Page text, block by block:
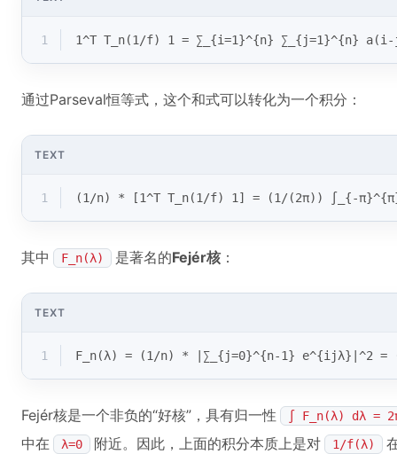
1 1^T T_n(1/f) 1 = ∑_{i=1}^{n} ∑_{j=1}^{n}
通过Parseval恒等式，这个和式可以转化为一个积分：
TEXT
1 (1/n) * [1^T T_n(1/f) 1] = (1/(2π)) ∫_{-
其中 F_n(λ) 是著名的Fejér核：
TEXT
1 F_n(λ) = (1/n) * |∑_{j=0}^{n-1} e^{ijλ}|^2
Fejér核是一个非负的“好核”，具有归一性 ∫ F_n(λ) dλ =
中在 λ=0 附近。因此，上面的积分本质上是对 1/f(λ)